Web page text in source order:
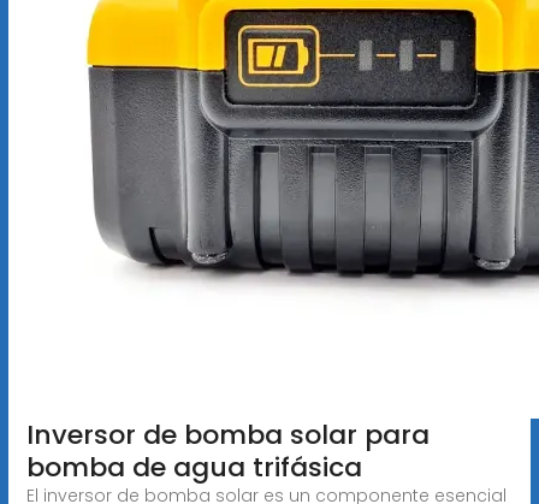
Inversor de bomba solar para
bomba de agua trifásica
El inversor de bomba solar es un componente esencial